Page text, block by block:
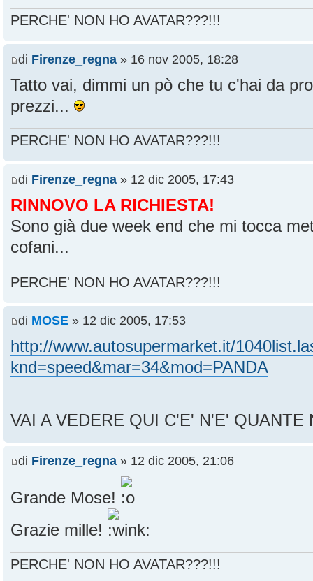
PERCHE' NON HO AVATAR???!!!
di Firenze_regna » 16 nov 2005, 18:28
Tatto vai, dimmi un pò che tu c'hai da
prezzi...
PERCHE' NON HO AVATAR???!!!
di Firenze_regna » 12 dic 2005, 17:43
RINNOVO LA RICHIESTA!
Sono già due week end che mi tocca
cofani...
PERCHE' NON HO AVATAR???!!!
di MOSE » 12 dic 2005, 17:53
http://www.autosupermarket.it/
knd=speed&mar=34&mod=PANDA
VAI A VEDERE QUI C'E' N'E'
di Firenze_regna » 12 dic 2005, 21:06
Grande Mose!
Grazie mille!
PERCHE' NON HO AVATAR???!!!